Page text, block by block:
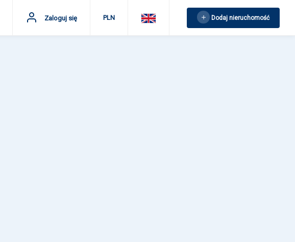
Dodaj nieruchomość
PLN
Zaloguj się